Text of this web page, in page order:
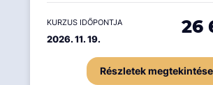
KURZUS IDŐPONTJA
2026. 11. 19.
26
Részletek megtekintése